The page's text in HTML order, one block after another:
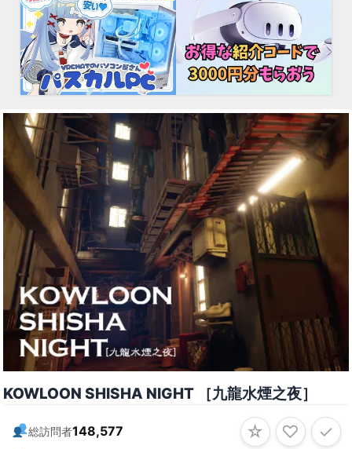
KOWLOON SHISHA NIGHT ［九龍水煙之夜］
総訪問者148,577 ☆ ♡ ✓